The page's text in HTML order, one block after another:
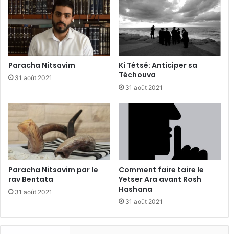
Paracha Nitsavim
31 août 2021
Ki Tétsé: Anticiper sa
Téchouva
31 août 2021
Paracha Nitsavim par le
rav Bentata
31 août 2021
Comment faire taire le
Yetser Ara avant Rosh
Hashana
31 août 2021